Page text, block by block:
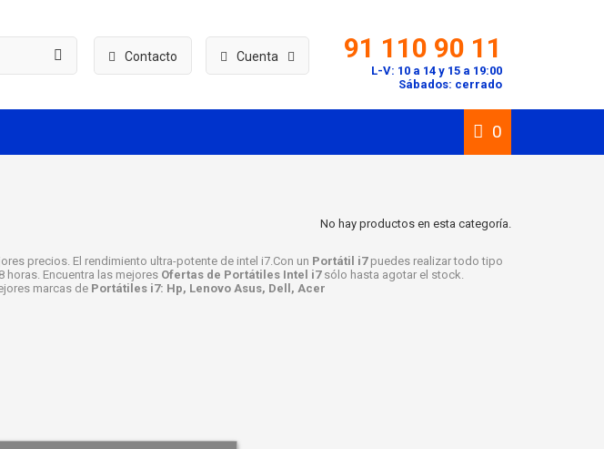
Cuenta
Contacto 91 110 90 11
L-V: 10 a 14 y 15 a 19:00
Sábados: cerrado
0
No hay productos en esta categoría.
precios. El rendimiento ultra-potente de intel i7.Con un Portátil i7 puedes realizar todo tipo
horas. Encuentra las mejores Ofertas de Portátiles Intel i7sólo hasta agotar el stock.
marcas de Portátiles i7: Hp, Lenovo Asus, Dell, Acer